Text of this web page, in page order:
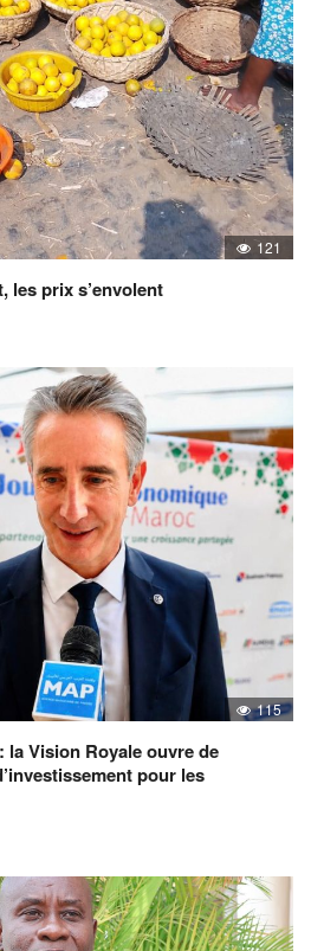
121
les prix s’envolent
115
Vision Royale ouvre de
pour les